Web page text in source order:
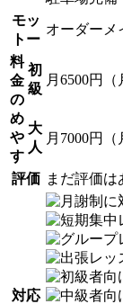
モッ
トー
オーダーメ
料
金
の
め
や
す
初
級
月6500円（
大
人
月7000円
評価 まだ評価は
対応